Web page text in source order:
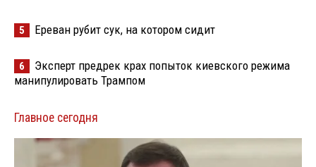
5 Ереван рубит сук, на котором сидит
6
Эксперт предрек крах попыток киевского режима
манипулировать Трампом
Главное сегодня